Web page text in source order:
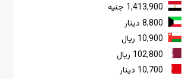
1,413,900 جنيه
8,800 دينار
10,900 ريال
102,800 ريال
10,700 دينار